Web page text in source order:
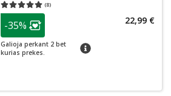
(8)
Vidutinis įvertinimas 5.00
patarimas
Lojalumo klubo narių nuolaida
-35%
Galioja perkant 2 bet
kurias prekes.
patarimas
22,99 €